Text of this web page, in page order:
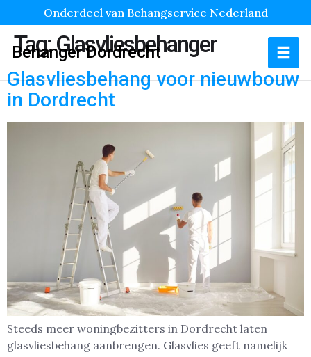
Onderdeel van Behangservice Nederland
Behanger Dordrecht
Tag:Glasvliesbehanger
Glasvliesbehang voor nieuwbouw
in Dordrecht
Steeds meer woningbezitters in Dordrecht laten
glasvliesbehang aanbrengen. Glasvlies geeft namelijk